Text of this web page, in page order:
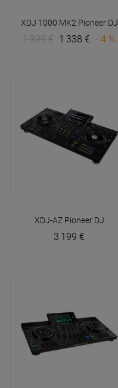
XDJ 1000 MK2 Pioneer DJ
1 399 € 1 338 € - 4 %
XDJ-AZ Pioneer DJ
3 199 €